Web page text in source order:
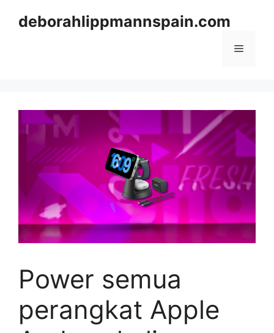
deborahlippmannspain.com
Menu
Power semua
perangkat Apple